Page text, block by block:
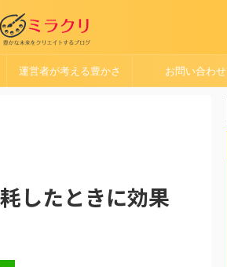
運営者が考える豊かさ お問い合わせ
したときに効果